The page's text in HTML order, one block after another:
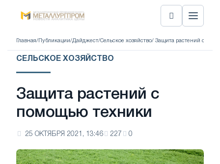
Главная/ Публикации/Дайджест/Сельское хозяйство/ Защита растений с
СЕЛЬСКОЕ ХОЗЯЙСТВО
Защита растений с
помощью техники
25 ОКТЯБРЯ 2021, 13:46 227 0